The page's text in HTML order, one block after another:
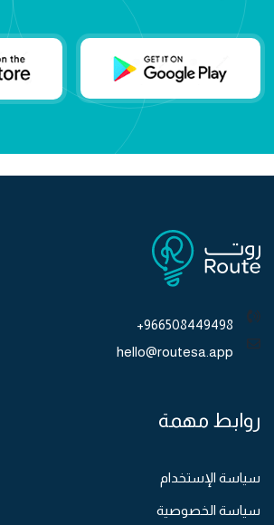
966508449498+
hello@routesa.app
روابط مهمة
سياسة الإستخدام
سياسة الخصوصية